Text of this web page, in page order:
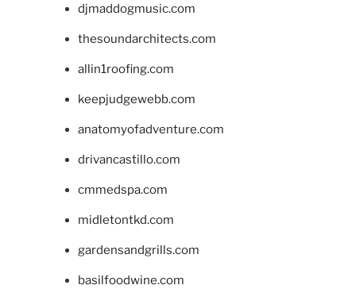
djmaddogmusic.com
thesoundarchitects.com
allin1roofing.com
keepjudgewebb.com
anatomyofadventure.com
drivancastillo.com
cmmedspa.com
midletontkd.com
gardensandgrills.com
basilfoodwine.com